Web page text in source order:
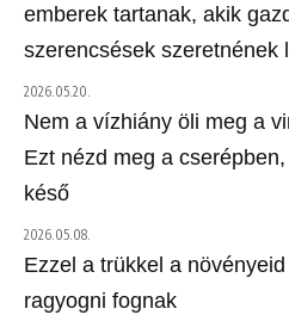
emberek tartanak, akik
szerencsések szeretnének
2026.05.20.
Nem a vízhiány öli meg a
Ezt nézd meg a
késő
2026.05.08.
Ezzel a trükkel a
ragyogni fognak